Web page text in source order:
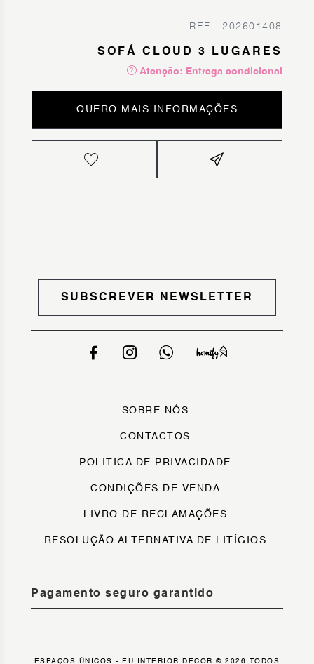
REF.: 202601408
SOFÁ CLOUD 3 LUGARES
Atenção: Entrega condicional
QUERO MAIS INFORMAÇÕES
SUBSCREVER NEWSLETTER
SOBRE NÓS
CONTACTOS
POLITICA DE PRIVACIDADE
CONDIÇÕES DE VENDA
LIVRO DE RECLAMAÇÕES
RESOLUÇÃO ALTERNATIVA DE LITÍGIOS
Pagamento seguro garantido
ESPAÇOS ÚNICOS - EU INTERIOR DECOR © 2026 TODOS